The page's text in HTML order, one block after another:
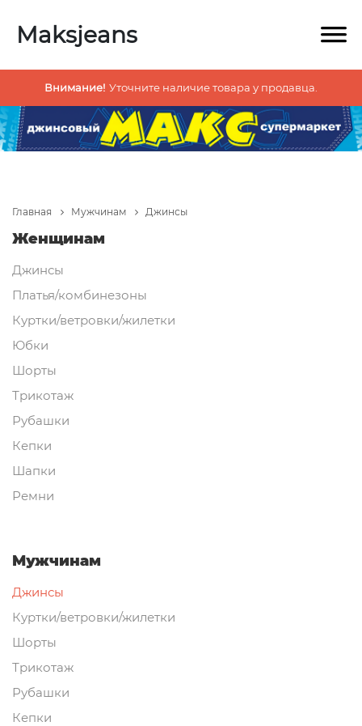
Maksjeans
Внимание! Уточните наличие товара у продавца.
Главная Мужчинам Джинсы
Женщинам
Джинсы
Платья/комбинезоны
Куртки/ветровки/жилетки
Юбки
Шорты
Трикотаж
Рубашки
Кепки
Шапки
Ремни
Мужчинам
Джинсы
Куртки/ветровки/жилетки
Шорты
Трикотаж
Рубашки
Кепки